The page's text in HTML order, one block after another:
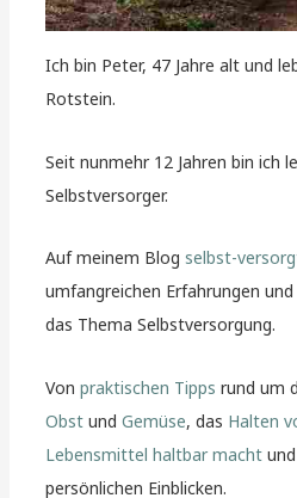
Ich bin Peter, 47 Jahre alt und
Rotstein.
Seit nunmehr 12 Jahren bin ich
Selbstversorger.
Auf meinem Blogselbst-
umfangreichen Erfahrungen
das Thema Selbstversorgung.
Vonpraktischen Tipps rund um
Obst undGemüse, das Halten
Lebensmittel haltbar macht
persönlichen Einblicken.